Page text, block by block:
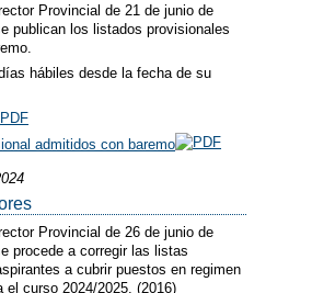
Provincial de 21 de junio de
publican los listados provisionales
hábiles desde la fecha de su
admitidos con baremo
Provincial de 26 de junio de
procede a corregir las listas
a cubrir puestos en regimen
el curso 2024/2025. (2016)